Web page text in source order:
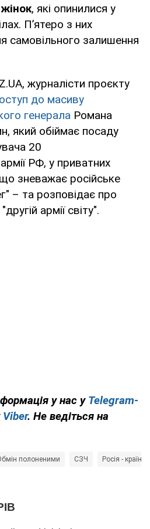
, які опинилися у
П’ятеро з них
самовільного залишення
журналісти проєкту
до масиву
генерала Романа
який обіймає посаду
20
РФ, у приватних
зневажає російське
– та розповідає про
армії світу".
у нас у Telegram-
Viber. Не ведіться на
полоненими СЗЧ Росія -